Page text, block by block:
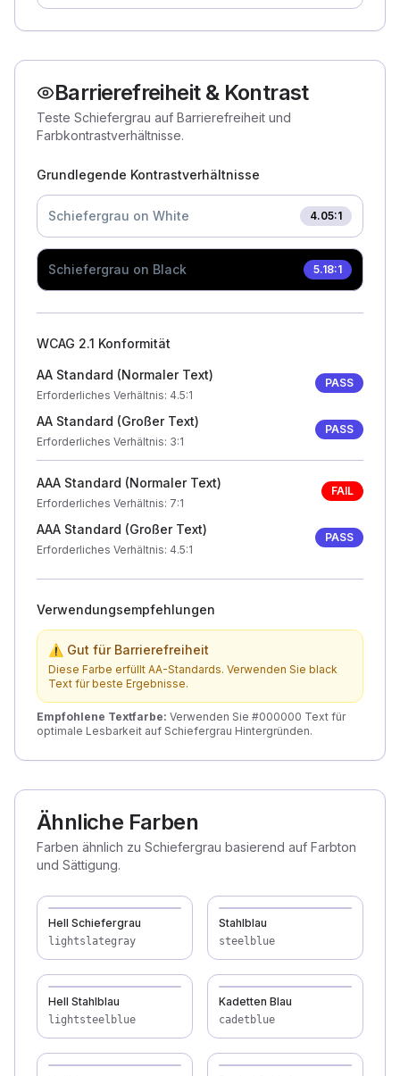
Barrierefreiheit & Kontrast
Teste Schiefergrau auf Barrierefreiheit und
Farbkontrastverhältnisse.
Grundlegende Kontrastverhältnisse
Schiefergrau on White 4.05:1
Schiefergrau on Black 5.18:1
WCAG 2.1 Konformität
AA Standard (Normaler Text)
Erforderliches Verhältnis: 4.5:1
PASS
AA Standard (Großer Text)
Erforderliches Verhältnis: 3:1
PASS
AAA Standard (Normaler Text)
Erforderliches Verhältnis: 7:1
FAIL
AAA Standard (Großer Text)
Erforderliches Verhältnis: 4.5:1
PASS
Verwendungsempfehlungen
⚠ Gut für Barrierefreiheit
Diese Farbe erfüllt AA-Standards. Verwenden Sie black
Text für beste Ergebnisse.
Empfohlene Textfarbe: Verwenden Sie #000000 Text für
optimale Lesbarkeit auf Schiefergrau Hintergründen.
Ähnliche Farben
Farben ähnlich zu Schiefergrau basierend auf Farbton
und Sättigung.
Hell Schiefergrau
lightslategray
Stahlblau
steelblue
Hell Stahlblau
lightsteelblue
Kadetten Blau
cadetblue